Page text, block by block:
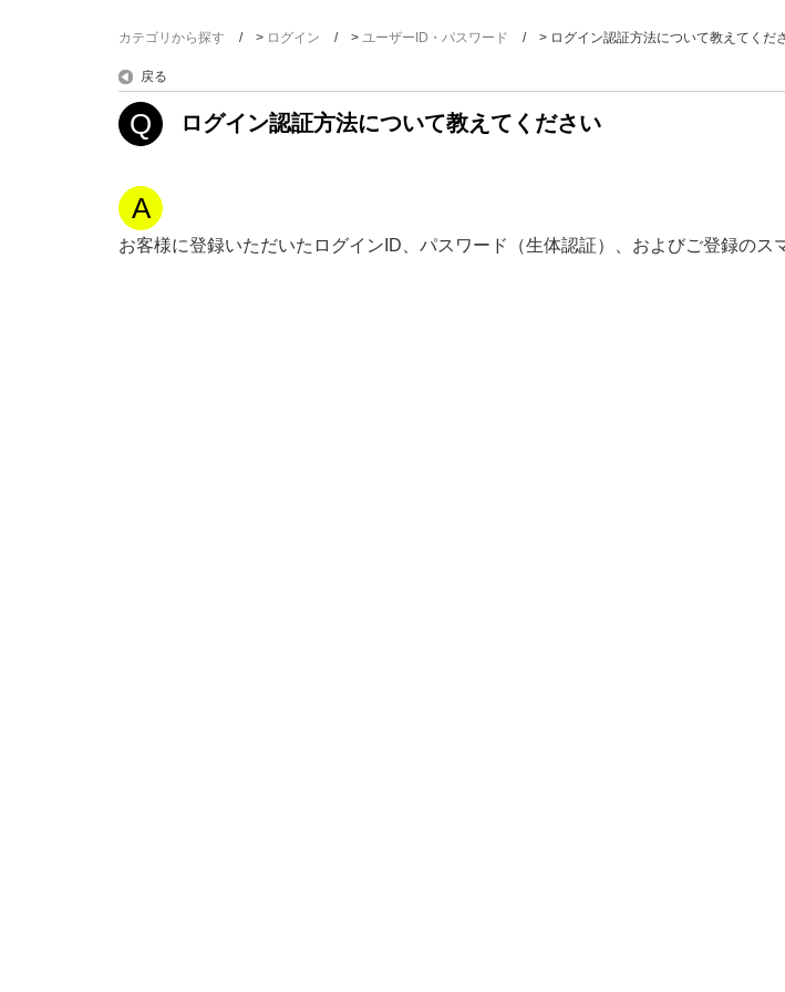
カテゴリから探す > ログイン > ユーザーID・パスワード > ログイン認証方法について教えてくだ
戻る
ログイン認証方法について教えてください
お客様に登録いただいたログインID、パスワード（生体認証）、およびご登録のス